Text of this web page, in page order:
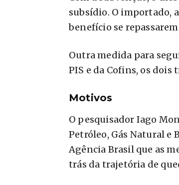
subsídio. O importado,
benefício se
Outra medida para
PIS e da Cofins, os
Motivos
O pesquisador Iago
Petróleo, Gás Natural e
Agência Brasil que as
trás da trajetória de